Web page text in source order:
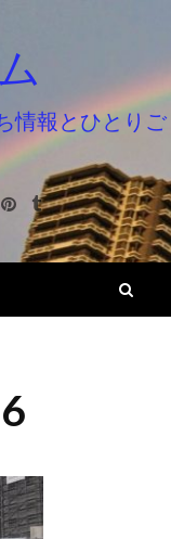
情報とひとりご
Pinterest
Tumblr